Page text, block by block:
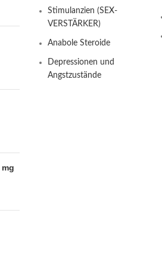
€140
€200
Stimulanzien (SEX-
VERSTÄRKER)
Anabole Steroide
Depressionen und
Angstzustände